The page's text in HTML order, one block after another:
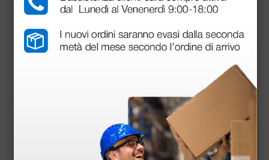
Cerotti classici assor
titi 5 misure - scatol
a da 30 cerotti
1,61 €
(Prezzo i.e.)